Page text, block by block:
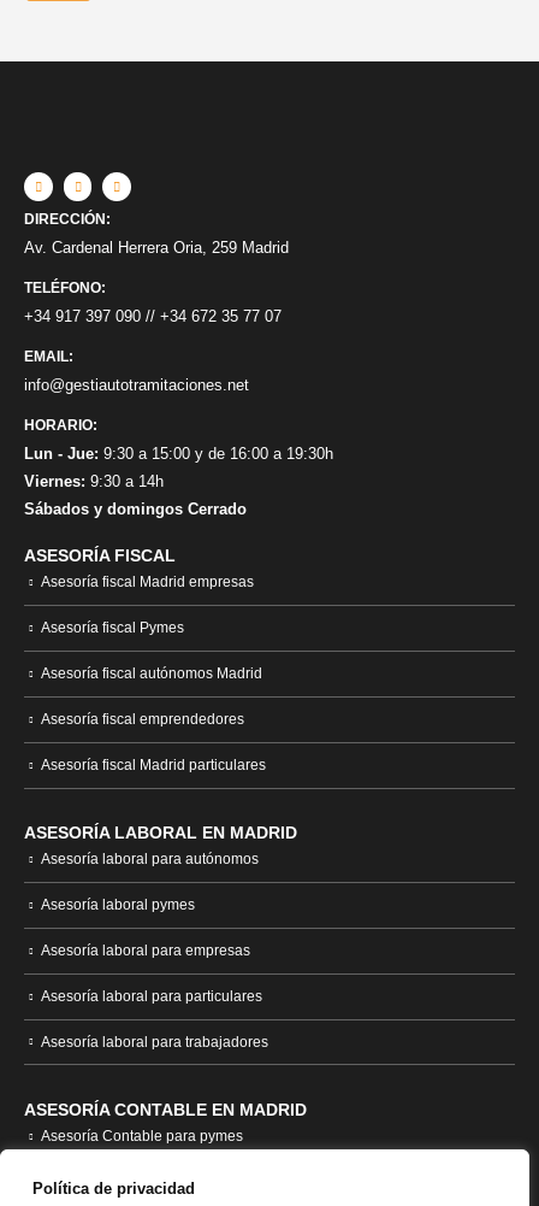
Política de privacidad
DIRECCIÓN:
Av. Cardenal Herrera Oria, 259 Madrid
TELÉFONO:
+34 917 397 090 // +34 672 35 77 07
EMAIL:
info@gestiautotramitaciones.net
HORARIO:
Lun - Jue: 9:30 a 15:00 y de 16:00 a 19:30h
Viernes: 9:30 a 14h
Sábados y domingos Cerrado
ASESORÍA FISCAL
Asesoría fiscal Madrid empresas
Asesoría fiscal Pymes
Asesoría fiscal autónomos Madrid
Asesoría fiscal emprendedores
Asesoría fiscal Madrid particulares
ASESORÍA LABORAL EN MADRID
Asesoría laboral para autónomos
Asesoría laboral pymes
Asesoría laboral para empresas
Asesoría laboral para particulares
Asesoría laboral para trabajadores
ASESORÍA CONTABLE EN MADRID
Asesoría Contable para pymes
Asesoría contable empresas